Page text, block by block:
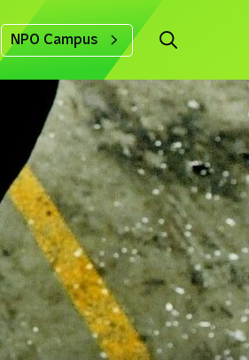
NPO Campus